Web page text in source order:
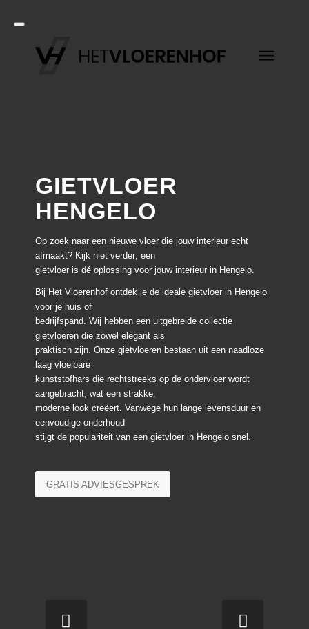
GIETVLOER
HENGELO
Op zoek naar een nieuwe vloer die jouw interieur echt
afmaakt? Kijk niet verder; een
gietvloer is dé oplossing voor jouw interieur in Hengelo.
Bij Het Vloerenhof ontdek je de ideale gietvloer in Hengelo
voor je huis of
bedrijfspand. Wij hebben een uitgebreide collectie
gietvloeren die zowel elegant als
praktisch zijn. Onze gietvloeren bestaan uit een naadloze
laag vloeibare
kunststofhars die rechtstreeks op de ondervloer wordt
aangebracht, wat een strakke,
moderne look creëert. Vanwege hun lange levensduur en
eenvoudige onderhoud
stijgt de populariteit van een gietvloer in Hengelo snel.
GRATIS ADVIESGESPREK